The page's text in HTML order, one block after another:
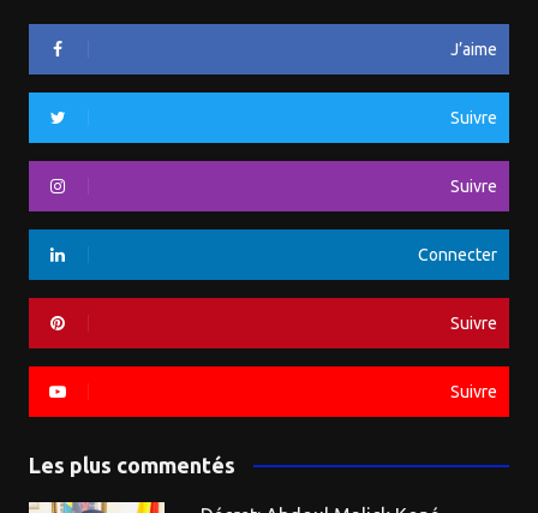
J’aime
Suivre
Suivre
Connecter
Suivre
Suivre
Les plus commentés